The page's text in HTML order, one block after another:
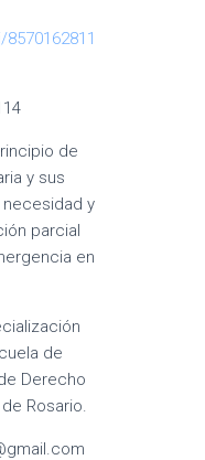
de
y sus
y
parcial
en
de
Derecho
Rosario.